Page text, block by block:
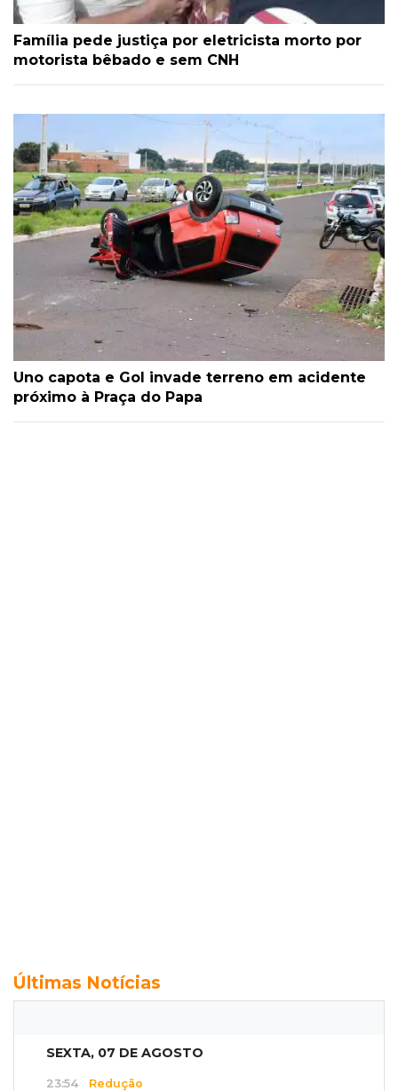
Família pede justiça por eletricista morto por
motorista bêbado e sem CNH
Uno capota e Gol invade terreno em acidente
próximo à Praça do Papa
Últimas Notícias
SEXTA, 07 DE AGOSTO
23:54 Redução